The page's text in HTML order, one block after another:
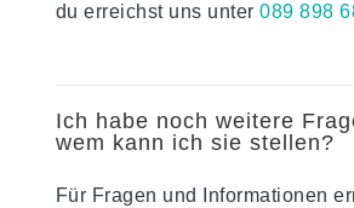
du erreichst uns unter089 898
Ich habe noch weitere
wem kann ich sie stellen?
Für Fragen und Informationen